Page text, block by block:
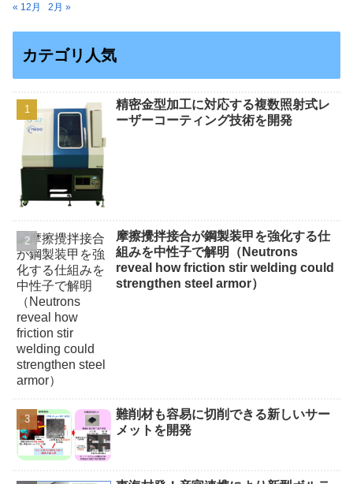
« 12月 2月 »
カテゴリ人気
精密金型加工に対応する複数照射式レ
ーザーコーティング技術を開発
摩擦攪拌接合が鋼製装甲を強化する仕
組みを中性子で解明（Neutrons
reveal how friction stir welding could
strengthen steel armor）
難削材も容易に切削できる新しいサー
メットを開発